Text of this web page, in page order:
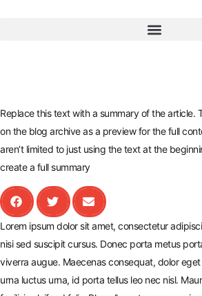
Replace this text with a summary of the article.
on the blog archive as a preview for the full
aren’t limited to just using the text at the
create a full summary
Lorem ipsum dolor sit amet, consectetur
nisi sed suscipit cursus. Donec porta metus
viverra augue. Maecenas consequat, dolor
urna luctus urna, id porta tellus leo nec nisl.